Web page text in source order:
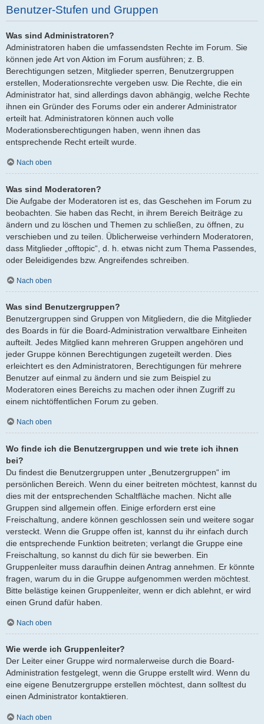
Benutzer-Stufen und Gruppen
Was sind Administratoren?
Administratoren haben die umfassendsten Rechte im Forum. Sie
können jede Art von Aktion im Forum ausführen; z. B.
Berechtigungen setzen, Mitglieder sperren, Benutzergruppen
erstellen, Moderationsrechte vergeben usw. Die Rechte, die ein
Administrator hat, sind allerdings davon abhängig, welche Rechte
ihnen ein Gründer des Forums oder ein anderer Administrator
erteilt hat. Administratoren können auch volle
Moderationsberechtigungen haben, wenn ihnen das
entsprechende Recht erteilt wurde.
Nach oben
Was sind Moderatoren?
Die Aufgabe der Moderatoren ist es, das Geschehen im Forum zu
beobachten. Sie haben das Recht, in ihrem Bereich Beiträge zu
ändern und zu löschen und Themen zu schließen, zu öffnen, zu
verschieben und zu teilen. Üblicherweise verhindern Moderatoren,
dass Mitglieder „offtopic“, d. h. etwas nicht zum Thema Passendes,
oder Beleidigendes bzw. Angreifendes schreiben.
Nach oben
Was sind Benutzergruppen?
Benutzergruppen sind Gruppen von Mitgliedern, die die Mitglieder
des Boards in für die Board-Administration verwaltbare Einheiten
aufteilt. Jedes Mitglied kann mehreren Gruppen angehören und
jeder Gruppe können Berechtigungen zugeteilt werden. Dies
erleichtert es den Administratoren, Berechtigungen für mehrere
Benutzer auf einmal zu ändern und sie zum Beispiel zu
Moderatoren eines Bereichs zu machen oder ihnen Zugriff zu
einem nichtöffentlichen Forum zu geben.
Nach oben
Wo finde ich die Benutzergruppen und wie trete ich ihnen
bei?
Du findest die Benutzergruppen unter „Benutzergruppen“ im
persönlichen Bereich. Wenn du einer beitreten möchtest, kannst du
dies mit der entsprechenden Schaltfläche machen. Nicht alle
Gruppen sind allgemein offen. Einige erfordern erst eine
Freischaltung, andere können geschlossen sein und weitere sogar
versteckt. Wenn die Gruppe offen ist, kannst du ihr einfach durch
die entsprechende Funktion beitreten; verlangt die Gruppe eine
Freischaltung, so kannst du dich für sie bewerben. Ein
Gruppenleiter muss daraufhin deinen Antrag annehmen. Er könnte
fragen, warum du in die Gruppe aufgenommen werden möchtest.
Bitte belästige keinen Gruppenleiter, wenn er dich ablehnt, er wird
einen Grund dafür haben.
Nach oben
Wie werde ich Gruppenleiter?
Der Leiter einer Gruppe wird normalerweise durch die Board-
Administration festgelegt, wenn die Gruppe erstellt wird. Wenn du
eine eigene Benutzergruppe erstellen möchtest, dann solltest du
einen Administrator kontaktieren.
Nach oben